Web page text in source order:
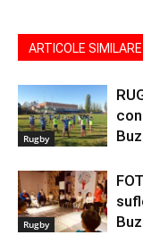
ARTICOLE SIMILARE
Rugby
Rugby